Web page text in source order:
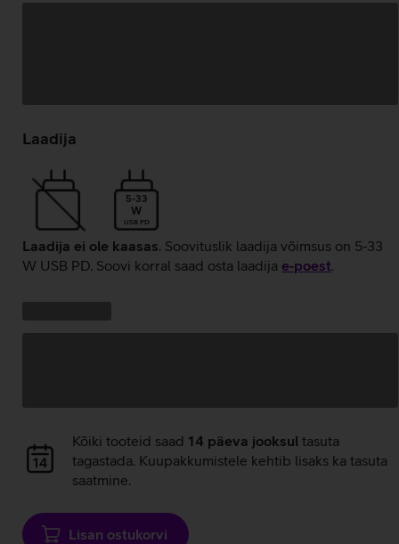
laadimine
Laadija
5-33
W
USB PD
Laadija ei ole kaasas. Soovituslik laadija võimsus on 5-33
W USB PD. Soovi korral saad osta laadija e‑poest.
Andmete
laadimine
Kõiki tooteid saad 14 päeva jooksul tasuta
tagastada. Kuupakkumistele kehtib lisaks ka tasuta
saatmine.
Lisan ostukorvi